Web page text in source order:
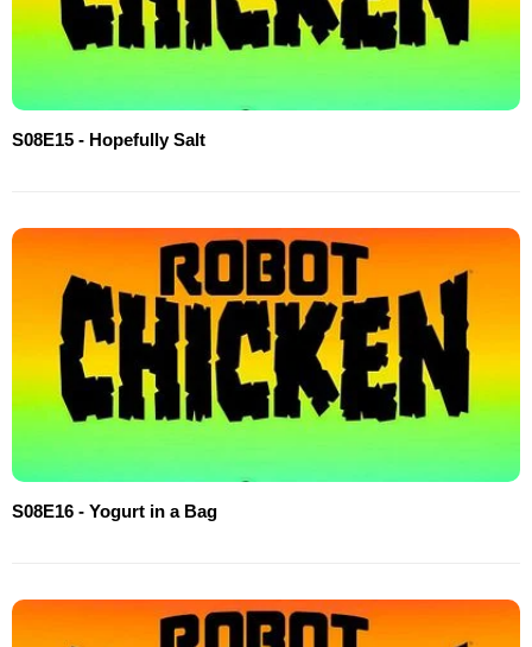
S08E15 - Hopefully Salt
S08E16 - Yogurt in a Bag